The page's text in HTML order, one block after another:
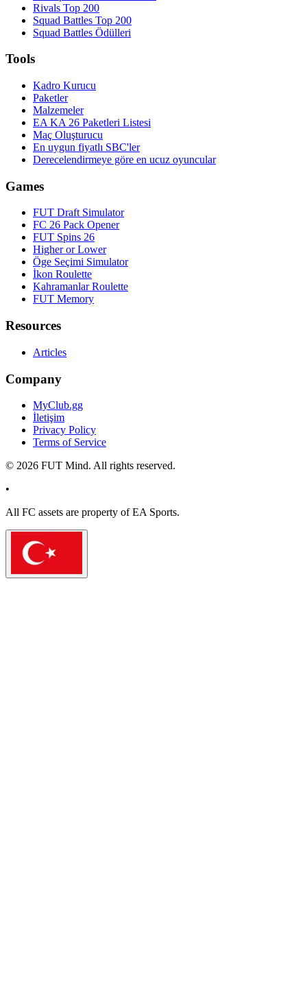
Rivals Top 200
Squad Battles Top 200
Squad Battles Ödülleri
Tools
Kadro Kurucu
Paketler
Malzemeler
EA KA 26 Paketleri Listesi
Maç Oluşturucu
En uygun fiyatlı SBC'ler
Derecelendirmeye göre en ucuz oyuncular
Games
FUT Draft Simulator
FC 26 Pack Opener
FUT Spins 26
Higher or Lower
Öge Seçimi Simulator
İkon Roulette
Kahramanlar Roulette
FUT Memory
Resources
Articles
Company
MyClub.gg
İletişim
Privacy Policy
Terms of Service
© 2026 FUT Mind. All rights reserved.
•
All FC assets are property of EA Sports.